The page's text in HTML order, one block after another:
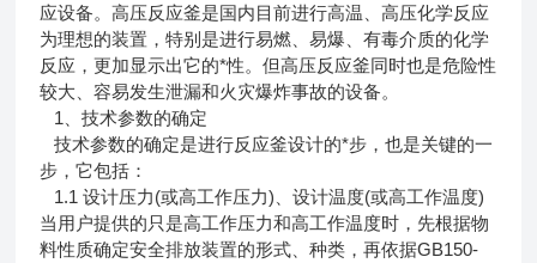
应设备。高压反应釜是国内目前进行高温、高压化学反应
为理想的装置，特别是进行易燃、易爆、有毒介质的化学
反应，更加显示出它的*性。但高压反应釜同时也是危险性
较大、容易发生泄漏和火灾爆炸事故的设备。
1、技术参数的确定
技术参数的确定是进行反应釜设计的*步，也是关键的一
步，它包括：
1.1 设计压力(或高工作压力)、设计温度(或高工作温度)
当用户提供的只是高工作压力和高工作温度时，先根据物
料性质确定安全排放装置的形式、种类，再依据GB150-